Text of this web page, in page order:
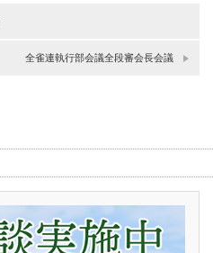
全雀連執行部会議全段審会長会議